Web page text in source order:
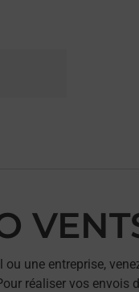
une entreprise,
réaliser vos envois